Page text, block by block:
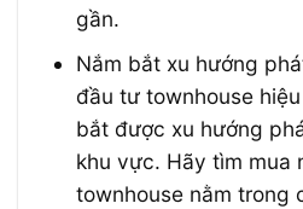
gần.
Nắm bắt xu hướng
đầu tư townhouse
bắt được xu hướng
khu vực. Hãy tìm mua
townhouse nằm trong